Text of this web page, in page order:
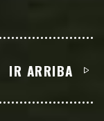
IR ARRIBA